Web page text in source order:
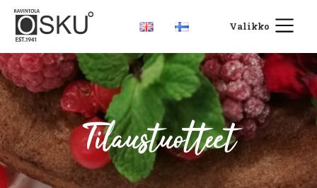
Valikko
Tilaustuotteet